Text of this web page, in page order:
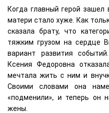
Когда главный герой
матери стало хуже. Как
сказала брату, что
тяжким грузом на сердце
вариант развития
Ксения Федоровна
мечтала жить с ним и
Своими словами она
«подменили», и теперь он
жены.